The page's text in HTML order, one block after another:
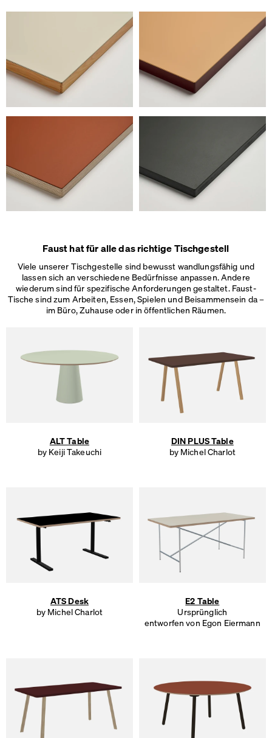
Faust hat für alle das richtige Tischgestell
Viele unserer Tischgestelle sind bewusst wandlungsfähig und
lassen sich an verschiedene Bedürfnisse anpassen. Andere
wiederum sind für spezifische Anforderungen gestaltet. Faust-
Tische sind zum Arbeiten, Essen, Spielen und Beisammensein da –
im Büro, Zuhause oder inöffentlichen Räumen.
ALT Table
by Keiji Takeuchi
DIN PLUS Table
by Michel Charlot
ATS Desk
by Michel Charlot
E2 Table
Ursprünglich
entworfen von Egon Eiermann